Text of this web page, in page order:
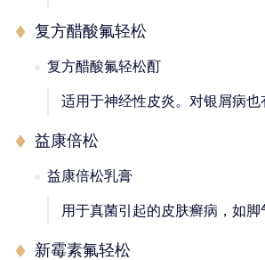
复方醋酸氟轻松
复方醋酸氟轻松酊
适用于神经性皮炎。对银屑病也
益康倍松
益康倍松乳膏
用于真菌引起的皮肤癣病，如
新霉素氟轻松